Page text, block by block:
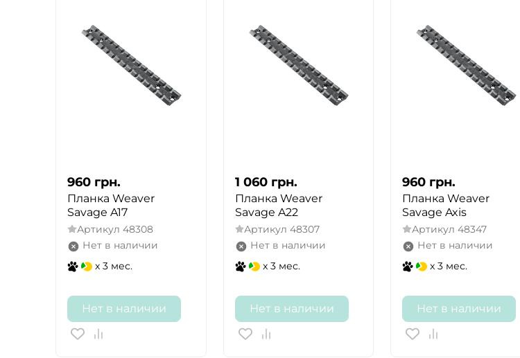
960 грн.
Планка Weaver
Savage A17
Артикул 48308
Нет в наличии
x 3 мес.
Нет в наличии
1 060 грн.
Планка Weaver
Savage A22
Артикул 48307
Нет в наличии
x 3 мес.
Нет в наличии
960 грн.
Планка Weaver
Savage Axis
Артикул 48347
Нет в наличии
x 3 мес.
Нет в наличии